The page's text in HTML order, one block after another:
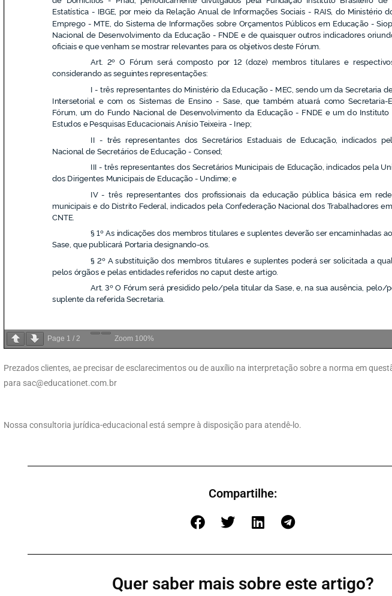
Page 1 / 2 Zoom 100%
Prezados clientes, ae precisar de esclarecimentos ou de auxílio na interpretação sobre a norma em
para sac@educationet.com.br
Nossa consultoria jurídica-educacional está sempre à disposição para atendê-lo.
Compartilhe:
Quer saber mais sobre este artigo?